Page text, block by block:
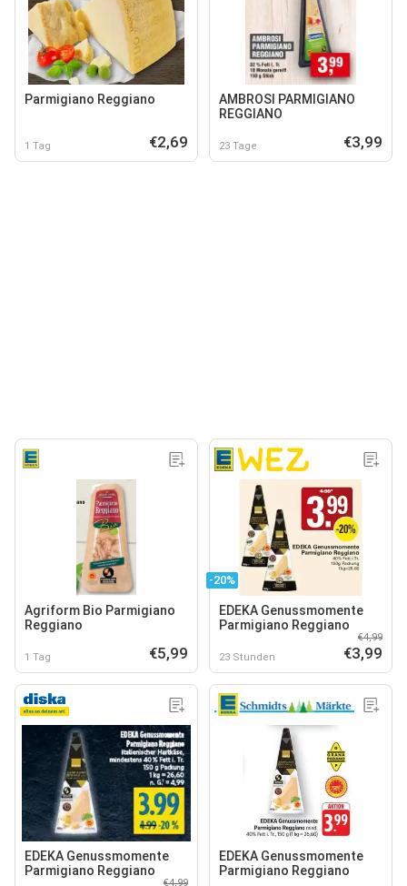
Parmigiano Reggiano
1 Tag €2,69
AMBROSI PARMIGIANO
REGGIANO
23 Tage €3,99
Agriform Bio Parmigiano
Reggiano
1 Tag €5,99
-20%
EDEKA Genussmomente
Parmigiano Reggiano
23 Stunden
€4,99
€3,99
EDEKA Genussmomente
Parmigiano Reggiano
€4,99
EDEKA Genussmomente
Parmigiano Reggiano